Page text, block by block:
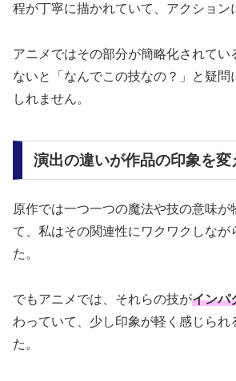
程が丁寧に描かれていて、アクション
アニメではその部分が簡略化されてい
ないと「なんでこの技なの？」と疑問
しれません。
演出の違いが作品の印象を変
原作では一つ一つの魔法や技の意味が
て、私はその関連性にワクワクしなが
た。
でもアニメでは、それらの技がインパ
わっていて、少し印象が軽く感じられ
た。